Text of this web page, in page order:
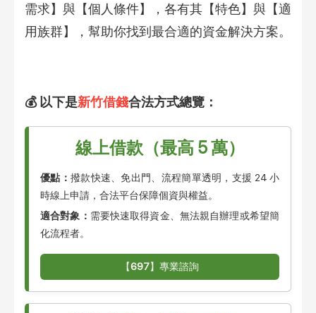
需求】與【個人條件】，各有其【特色】與【適
用族群】，幫助你找到最合適的資金解決方案。
💰 以下是新竹借錢合法方式總覽：
線上借款（最高 5 萬）
優點： 撥款快速、免出門、流程簡單透明，支援 24 小
時線上申請，合法平台保障個資與權益。
適合對象： 需要快速取得資金、無法親自辦理或希望簡
化流程者。
【697】專業諮詢